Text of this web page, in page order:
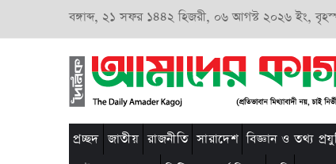
বঙ্গাব্দ, ২১ সফর ১৪৪২ হিজরী, ০৬ আগস্ট ২০২৬ ইং,
প্রচ্ছদ জাতীয় রাজনীতি সারাদেশ বিজ্ঞান ও তথ্য